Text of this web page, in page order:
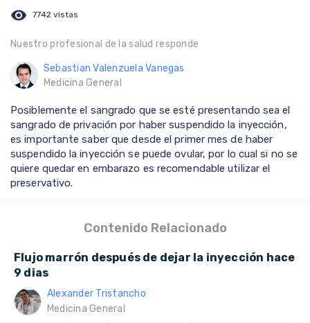
visibility 7742 vistas
Nuestro profesional de la salud responde
Sebastian Valenzuela Vanegas
Medicina General
Posiblemente el sangrado que se esté presentando sea el
sangrado de privación por haber suspendido la inyección,
es importante saber que desde el primer mes de haber
suspendido la inyección se puede ovular, por lo cual si no se
quiere quedar en embarazo es recomendable utilizar el
preservativo.
Contenido Relacionado
Flujo marrón después de dejar la inyección hace
9 dias
Alexander Tristancho
Medicina General